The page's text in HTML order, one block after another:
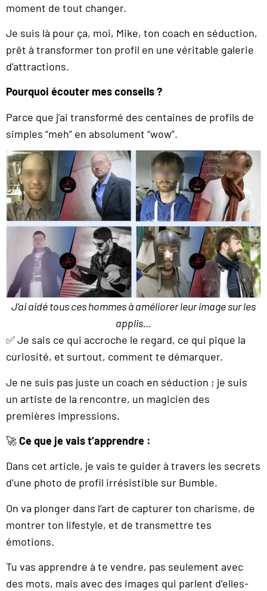
moment de tout changer.
Je suis là pour ça, moi, Mike, ton coach en séduction,
prêt à transformer ton profil en une véritable galerie
d’attractions.
Pourquoi écouter mes conseils ?
Parce que j’ai transformé des centaines de profils de
simples “meh” en absolument “wow”.
J’ai aidé tous ces hommes à améliorer leur image sur les
applis…
✅ Je sais ce qui accroche le regard, ce qui pique la
curiosité, et surtout, comment te démarquer.
Je ne suis pas juste un coach en séduction ; je suis
un artiste de la rencontre, un magicien des
premières impressions.
🚀Ce que je vais t’apprendre :
Dans cet article, je vais te guider à travers les secrets
d’une photo de profil irrésistible sur Bumble.
On va plonger dans l’art de capturer ton charisme, de
montrer ton lifestyle, et de transmettre tes
émotions.
Tu vas apprendre à te vendre, pas seulement avec
des mots, mais avec des images qui parlent d’elles-